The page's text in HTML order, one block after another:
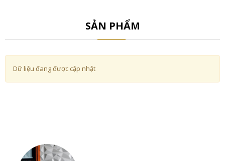
SẢN PHẨM
Dữ liệu đang được cập nhật